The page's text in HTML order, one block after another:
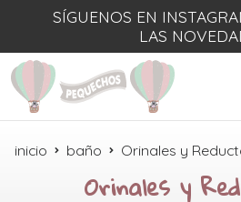
SÍGUENOS EN
LAS
inicio baño Orinales y
Orinales y